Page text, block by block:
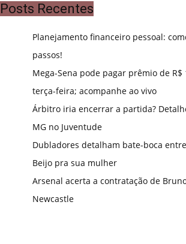
Posts Recentes
Planejamento financeiro pessoal:
passos!
Mega-Sena pode pagar prêmio de
terça-feira; acompanhe ao vivo
Árbitro iria encerrar a partida?
MG no Juventude
Dubladores detalham bate-boca
Beijo pra sua mulher
Arsenal acerta a contratação de
Newcastle